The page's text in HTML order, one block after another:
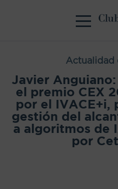
Actualidad
Javier
el premio CEX
por el IVACE+i,
gestión del
a algoritmos de
por